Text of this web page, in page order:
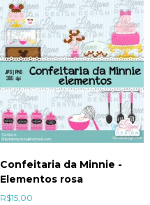
Confeitaria da Minnie -
Elementos rosa
R$15,00